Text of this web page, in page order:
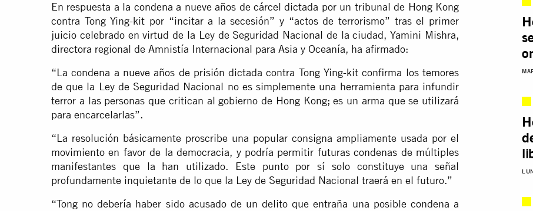
En respuesta a la condena a nueve años de cárcel dictada por un tribunal de Hong Kong
contra Tong Ying-kit por “incitar a la secesión” y “actos de terrorismo” tras el primer
juicio celebrado en virtud de la Ley de Seguridad Nacional de la ciudad, Yamini Mishra,
directora regional de Amnistía Internacional para Asia y Oceanía, ha afirmado:
“La condena a nueve años de prisión dictada contra Tong Ying-kit confirma los temores
de que la Ley de Seguridad Nacional no es simplemente una herramienta para infundir
terror a las personas que critican al gobierno de Hong Kong; es un arma que se utilizará
para encarcelarlas”.
“La resolución básicamente proscribe una popular consigna ampliamente usada por el
movimiento en favor de la democracia, y podría permitir futuras condenas de múltiples
manifestantes que la han utilizado. Este punto por sí solo constituye una señal
profundamente inquietante de lo que la Ley de Seguridad Nacional traerá en el futuro.”
“Tong no debería haber sido acusado de un delito que entraña una posible condena a